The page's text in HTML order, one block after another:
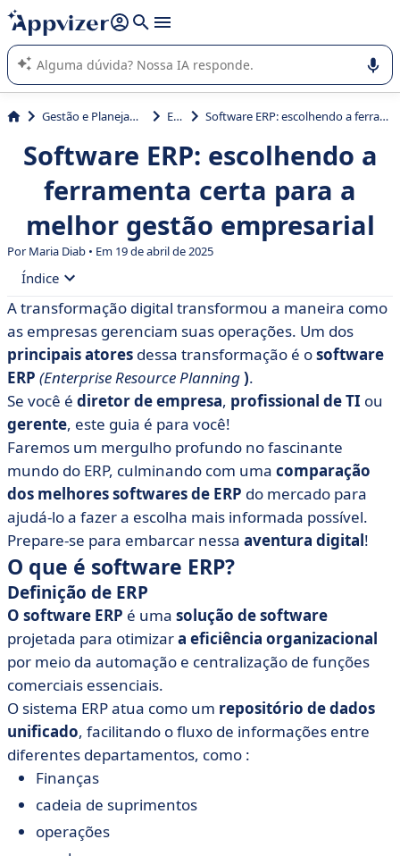
de nossa IA (várias linhas com
A IA do Appvizer o orienta no uso ou na seleção de software
SaaS para sua empresa.
Gestão e Planejamento ERP Software ERP: escolhendo a ferramenta certa para a melhor gestão empresarial
Software ERP: escolhendo a
ferramenta certa para a
melhor gestão empresarial
Por Maria Diab • Em 19 de abril de 2025
Índice
• O que é software ERP?
• Os 5 benefícios do software ERP
• Os 5 melhores pacotes de software ERP
• Como configurar um sistema ERP?
• O que você pode aprender com o software ERP?
A transformação digital transformou a maneira como
as empresas gerenciam suas operações. Um dos
principais atores dessa transformação é osoftware
ERP (Enterprise Resource Planning).
Se você é diretor de empresa, profissional de TI ou
gerente, este guia é para você!
Faremos um mergulho profundo no fascinante
mundo do ERP, culminando com uma comparação
dos melhores softwares de ERP do mercado para
ajudá-lo a fazer a escolha mais informada possível.
Prepare-se para embarcar nessa aventura digital!
O que é software ERP?
Definição de ERP
O software ERP é uma solução de software
projetada para otimizara eficiência organizacional
por meio da automação e centralização de funções
comerciais essenciais.
O sistema ERP atua como um repositório de dados
unificado, facilitando o fluxo de informações entre
diferentes departamentos, como :
Finanças
cadeia de suprimentos
operações